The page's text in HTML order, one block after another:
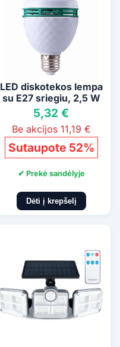
LED diskotekos lempa
su E27 sriegiu, 2,5 W
5,32 €
Be akcijos 11,19 €
Sutaupote 52%
✔ Prekė sandėlyje
Dėti į krepšelį